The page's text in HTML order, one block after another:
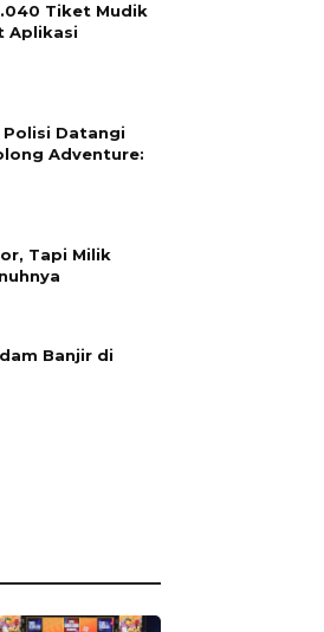
Tiket Mudik
Aplikasi
Polisi Datangi
Adventure:
Tapi Milik
Banjir di